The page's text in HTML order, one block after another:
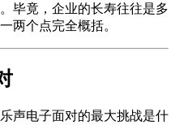
毕竟，企业的长寿往往是多
两个点完全概括。
声电子面对的最大挑战是什